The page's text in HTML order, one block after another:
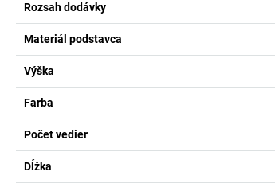
Rozsah dodávky
Materiál podstavca
Výška
Farba
Počet vedier
Dĺžka